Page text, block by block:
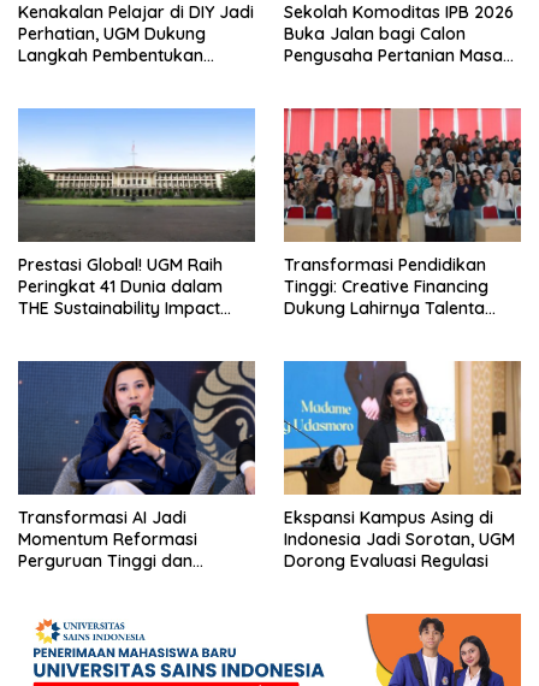
Kenakalan Pelajar di DIY Jadi
Perhatian, UGM Dukung
Langkah Pembentukan
Sekolah Komoditas IPB 2026
Buka Jalan bagi Calon
Pengusaha Pertanian Masa
Prestasi Global! UGM Raih
Peringkat 41 Dunia dalam
THE Sustainability Impact
Transformasi Pendidikan
Tinggi: Creative Financing
Dukung Lahirnya Talenta
Transformasi AI Jadi
Momentum Reformasi
Perguruan Tinggi dan
Ekspansi Kampus Asing di
Indonesia Jadi Sorotan, UGM
Dorong Evaluasi Regulasi